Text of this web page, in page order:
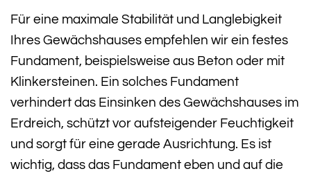
Für eine maximale Stabilität und Langlebigkeit
Ihres Gewächshauses empfehlen wir ein festes
Fundament, beispielsweise aus Beton oder mit
Klinkersteinen. Ein solches Fundament
verhindert das Einsinken des Gewächshauses im
Erdreich, schützt vor aufsteigender Feuchtigkeit
und sorgt für eine gerade Ausrichtung. Es ist
wichtig, dass das Fundament eben und auf die